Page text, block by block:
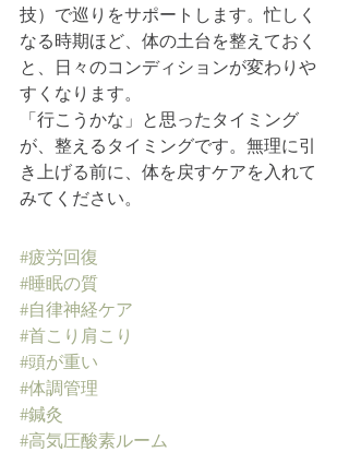
技）で巡りをサポートします。忙しく
なる時期ほど、体の土台を整えておく
と、日々のコンディションが変わりや
すくなります。
「行こうかな」と思ったタイミング
が、整えるタイミングです。無理に引
き上げる前に、体を戻すケアを入れて
みてください。
#疲労回復
#睡眠の質
#自律神経ケア
#首こり肩こり
#頭が重い
#体調管理
#鍼灸
#高気圧酸素ルーム